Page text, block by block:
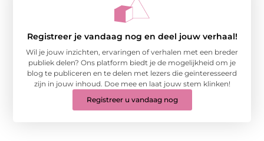
Registreer je vandaag nog en deel jouw verhaal!
Wil je jouw inzichten, ervaringen of verhalen met een breder
publiek delen? Ons platform biedt je de mogelijkheid om je
blog te publiceren en te delen met lezers die geïnteresseerd
zijn in jouw inhoud. Doe mee en laat jouw stem klinken!
Registreer u vandaag nog